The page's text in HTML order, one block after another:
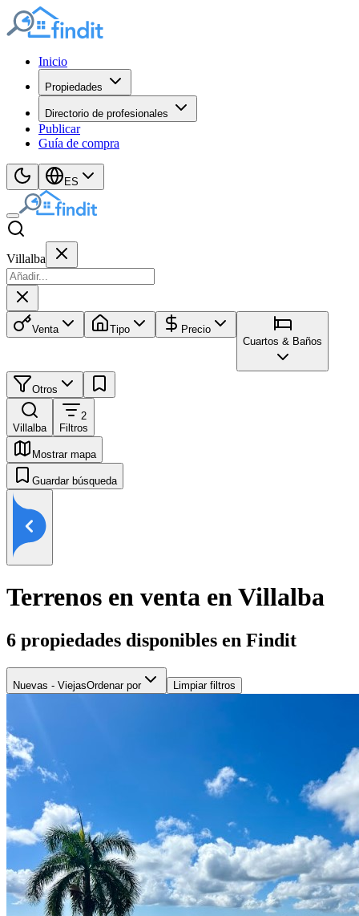
Inicio
Propiedades
Directorio de profesionales
Publicar
Guía de compra
ES
Villalba
Venta Tipo
Precio
Cuartos & Baños
Otros
Villalba
2
Filtros
Mostrar mapa
Guardar búsqueda
Terrenos en venta en Villalba
6 propiedades disponibles en Findit
Nuevas - ViejasOrdenar por Limpiar filtros